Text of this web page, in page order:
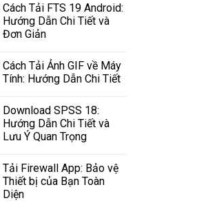
Cách Tải FTS 19 Android:
Hướng Dẫn Chi Tiết và
Đơn Giản
Cách Tải Ảnh GIF về Máy
Tính: Hướng Dẫn Chi Tiết
Download SPSS 18:
Hướng Dẫn Chi Tiết và
Lưu Ý Quan Trọng
Tải Firewall App: Bảo vệ
Thiết bị của Bạn Toàn
Diện